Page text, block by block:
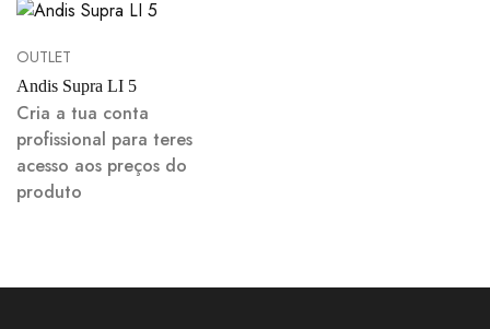
OUTLET
Andis Supra LI 5
Cria a tua conta
profissional para teres
acesso aos preços do
produto